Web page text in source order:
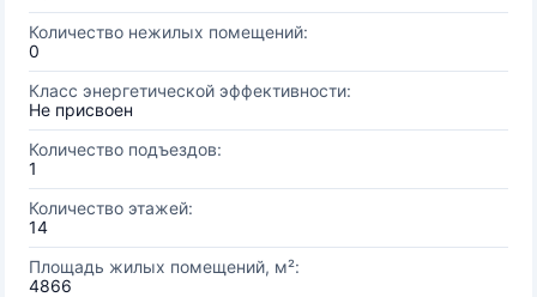
Количество нежилых помещений:
0
Класс энергетической эффективности:
Не присвоен
Количество подъездов:
1
Количество этажей:
14
Площадь жилых помещений, м²:
4866